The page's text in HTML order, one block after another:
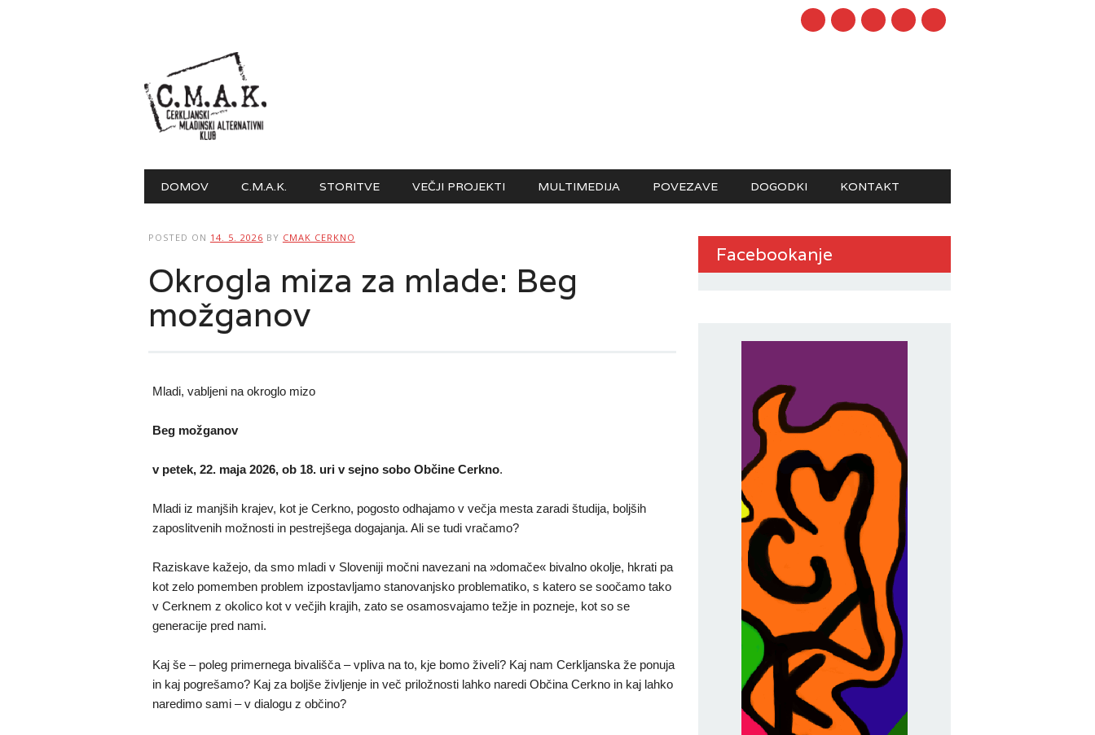
mail
Main menu
DOMOV C.M.A.K. STORITVE VEČJI PROJEKTI MULTIMEDIJA POVEZAVE DOGODKI KONTAKT
POSTED ON 14. 5. 2026 BY CMAK CERKNO
Okrogla miza za mlade: Beg
možganov
Mladi, vabljeni na okroglo mizo
Beg možganov
v petek, 22. maja 2026, ob 18. uri v sejno sobo Občine Cerkno.
Mladi iz manjših krajev, kot je Cerkno, pogosto odhajamo v večja mesta zaradi študija, boljših
zaposlitvenih možnosti in pestrejšega dogajanja. Ali se tudi vračamo?
Raziskave kažejo, da smo mladi v Sloveniji močni navezani na »domače« bivalno okolje, hkrati pa
kot zelo pomemben problem izpostavljamo stanovanjsko problematiko, s katero se soočamo tako
v Cerknem z okolico kot v večjih krajih, zato se osamosvajamo težje in pozneje, kot so se
generacije pred nami.
Kaj še – poleg primernega bivališča – vpliva na to, kje bomo živeli? Kaj nam Cerkljanska že ponuja
in kaj pogrešamo? Kaj za boljše življenje in več priložnosti lahko naredi Občina Cerkno in kaj lahko
naredimo sami – v dialogu z občino?
Facebookanje